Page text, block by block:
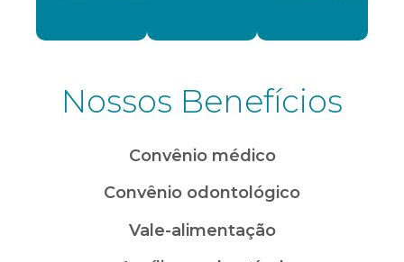
Nossos Benefícios
Convênio médico
Convênio odontológico
Vale-alimentação